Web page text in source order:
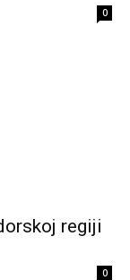
0
regiji
0